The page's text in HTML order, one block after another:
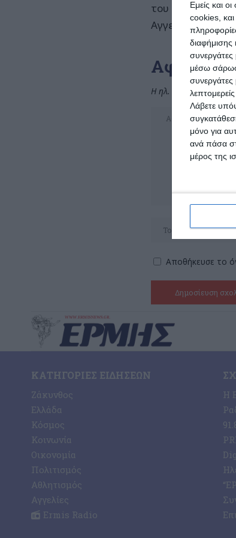
Εμείς και
cookies,
διαφήμισης
συνεργάτες
μέσω
Λάβετε
μόνο για
ανά πάσα
μέρος της
του τόπου που
Αγγελική
Αφήστε
Η ηλ. διεύθυνση σας
Αποθήκευσε το
ΚΑΤΗΓΟΡΊΕΣ ΕΙΔΉΣΕΩΝ
Ζάκυνθος
Ελλάδα
Κόσμος
Κοινωνία
Οικονομία
Πολιτισμός
Αθλητισμός
Αγγελίες
Ermis Radio
Η